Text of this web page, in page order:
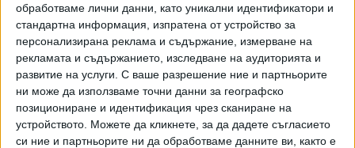
обработваме лични данни, като уникални идентификатори и
стандартна информация, изпратена от устройство за
персонализирана реклама и съдържание, измерване на
рекламата и съдържанието, изследване на аудиторията и
развитие на услуги. С ваше разрешение ние и партньорите
ни може да използваме точни данни за географско
позициониране и идентификация чрез сканиране на
устройството. Можете да кликнете, за да дадете съгласието
си ние и партньорите ни да обработваме данните ви, както е
Хавайската Богородица заплака с фентанилови сълзи